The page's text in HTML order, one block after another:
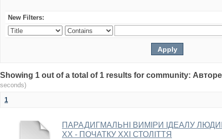
New Filters:
Showing 1 out of a total of 1 results for community:
seconds)
1
ПАРАДИГМАЛЬНІ ВИМІРИ ІДЕАЛУ
ХХ - ПОЧАТКУ ХХІ СТОЛІТТЯ